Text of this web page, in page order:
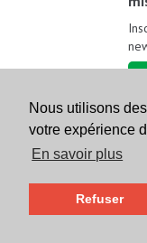
Nous utilisons
votre expérience
En savoir plus
Refuser